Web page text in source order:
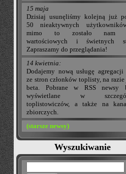
15 maja
Dzisiaj usunęliśmy kolejną już
50 nieaktywnych
mimo to zostało nam
wartościowych i świetnych
Zapraszamy do przeglądania!
14 kwietnia:
Dodajemy nową usługę agregacji
ze stron członków toplisty, na razie
beta. Pobrane w RSS newsy
wyświetlane w
toplistowiczów, a także na
zbiorczych.
(starsze newsy)
Wyszukiwanie